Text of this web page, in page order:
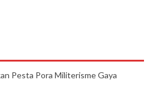
Pesta Pora Militerisme Gaya